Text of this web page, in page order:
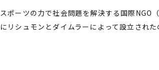
スポーツの力で社会問題を解決する国際NGO
にリシュモンとダイムラーによって設立され